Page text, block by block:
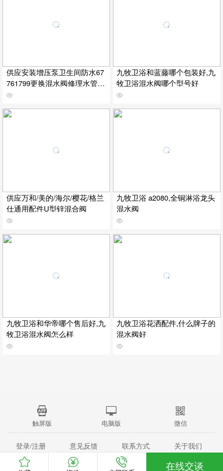
供应安装增压泵卫生间防水67
761799更换混水阀修理水管漏
水
九牧卫浴和蓝藤哪个包装好,九
牧卫浴混水阀哪个型号好
供应万和/美的/海尔/樱花/格兰
仕通用配件U型锌混合阀
九牧卫浴 a2080,全铜淋浴龙头
混水阀
九牧卫浴和华帝哪个售后好,九
牧卫浴混水阀怎么样
九牧卫浴花洒配件,什么牌子的
混水阀好
在线交谈
触屏版 电脑版 微信
登录/注册 意见反馈 联系方式
关于我们
站点地图
(c)2008-2015 中国家居网 All Rights Reserved